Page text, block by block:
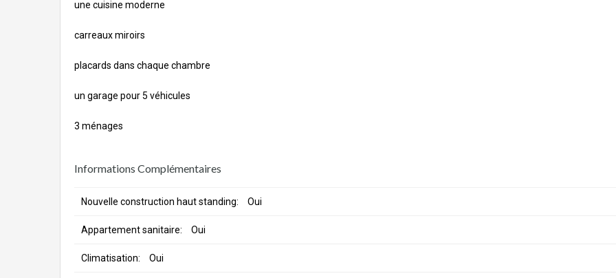
une cuisine moderne
carreaux miroirs
placards dans chaque chambre
un garage pour 5 véhicules
3 ménages
Informations Complémentaires
Nouvelle construction haut standing: Oui
Appartement sanitaire: Oui
Climatisation: Oui